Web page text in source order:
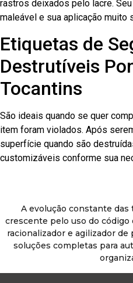
rastros deixados pelo lacre.
maleável e sua aplicação muito
Etiquetas de
Destrutíveis
Tocantins
São ideais quando se quer
item foram violados. Após
superfície quando são
customizáveis conforme sua
A evolução constante das
crescente pelo uso do
racionalizador e agilizador
soluções completas para